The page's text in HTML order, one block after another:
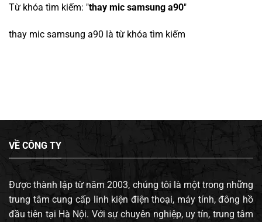
Từ khóa tìm kiếm: "thay mic samsung a90"
thay mic samsung a90 là từ khóa tìm kiếm
VỀ CÔNG TY
Được thành lập từ năm 2003, chúng tôi là một trong những
trung tâm cung cấp linh kiện điện thoại, máy tính, đông hồ
đầu tiên tại Hà Nội. Với sự chuyên nghiệp, uy tín, trung tâm